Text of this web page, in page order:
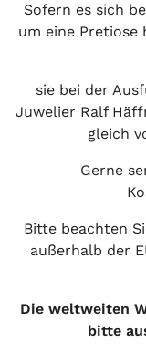
Sofern es sich
um eine
sie bei der
Juwelier Ralf
gleich
Gerne
Bitte beachten
außerhalb der
Die weltweiten
bitte